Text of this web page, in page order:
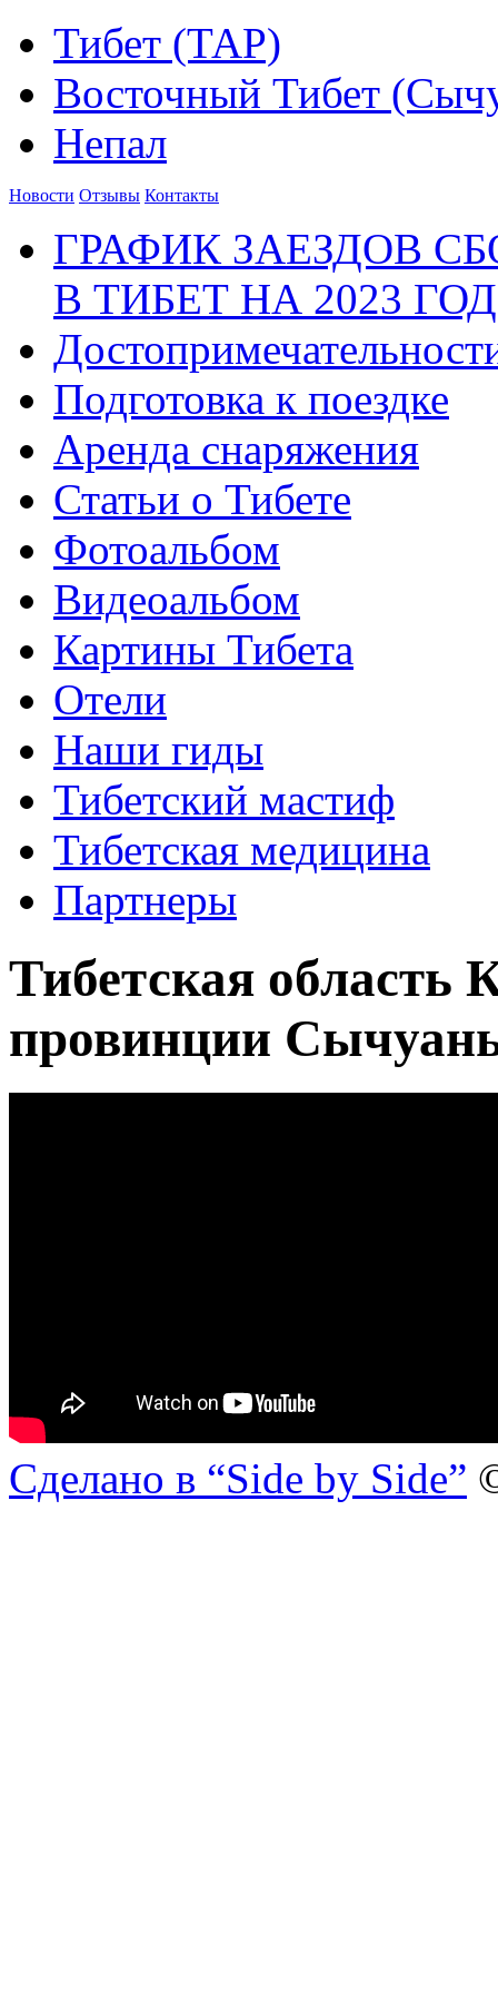
Тибет (ТАР)
Восточный Тибет
Непал
Новости Отзывы Контакты
ГРАФИК ЗАЕЗДОВ
В ТИБЕТ НА 2023 ГОД
Подготовка к поездке
Аренда снаряжения
Статьи о Тибете
Фотоальбом
Видеоальбом
Картины Тибета
Отели
Наши гиды
Тибетский мастиф
Тибетская медицина
Партнеры
Тибетская область
провинции
Сделано в “Side by Side”